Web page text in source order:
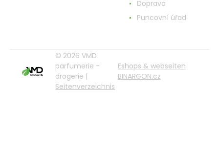
Doprava
Puncovní úřad
© 2026 VMD
parfumerie -
drogerie |
Seitenverzeichnis
Eshops & webseiten
BINARGON.cz